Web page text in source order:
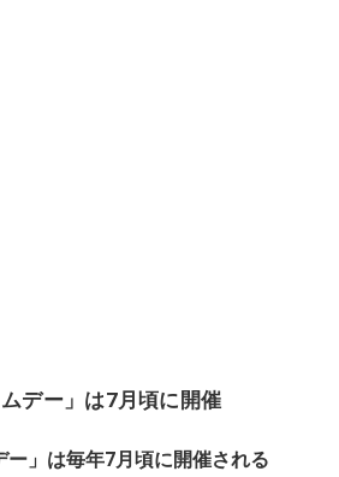
デー」は7月頃に開催
ー」は毎年7月頃に開催される